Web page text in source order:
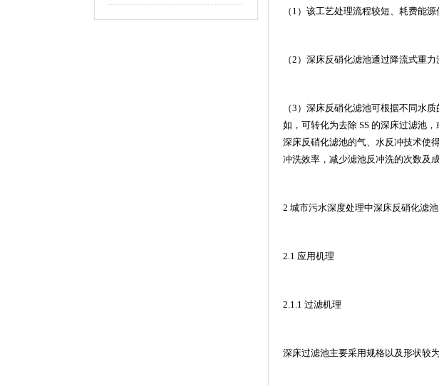
（ 1 ）该工艺处理流程较短、耗费能
（2 ）深床反硝化滤池通过降流式重
（3 ）深床反硝化滤池可根据不同水
如，可转化为去除 SS 的深床过滤池
深床反硝化滤池的气、水反冲技术使
冲洗效率，减少滤池反冲洗的次数及成
2 城市污水深度处理中深床反硝化滤
2.1 应用机理
2.1.1 过滤机理
深床过滤池主要采用规格以及形状较